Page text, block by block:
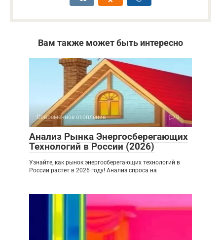
Вам также может быть интересно
Современное отопление 0
Анализ Рынка Энергосберегающих
Технологий в России (2026)
Узнайте, как рынок энергосберегающих технологий в
России растет в 2026 году! Анализ спроса на